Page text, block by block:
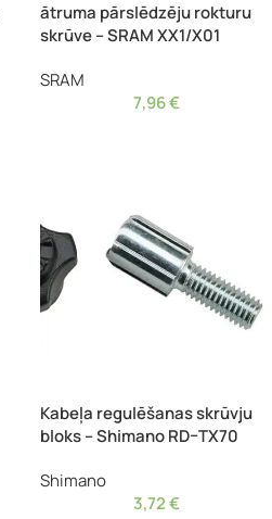
ātruma pārslēdzēju rokturu
skrūve – SRAM XX1/X01
SRAM
7,96€
Kabeļa regulēšanas skrūvju
bloks – Shimano RD–TX70
Shimano
3,72€